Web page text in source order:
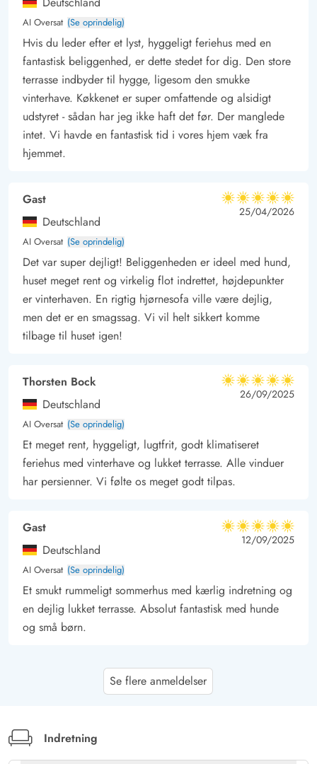
få mange timer til at gå på stranden hele året rundt. Den friske
luft renser både krop og sjæl og fjerner al stress og jag fra
hverdagen derhjemme.
Kun få minutters kørsel fra huset ligger også den hyggelige
ferieby Søndervig, der har masser af fine forretninger,
restauranter og underholdningsmuligheder for hele familien.
* Der findes kun de gratis tv-kanaler i huset som dr1 og dr2.
AI Oversat (Se oprindelig)
Hvis du leder efter et lyst, hyggeligt feriehus med en
fantastisk beliggenhed, er dette stedet for dig. Den store
terrasse indbyder til hygge, ligesom den smukke
vinterhave. Køkkenet er super omfattende og alsidigt
udstyret - sådan har jeg ikke haft det før. Der manglede
intet. Vi havde en fantastisk tid i vores hjem væk fra
hjemmet.
Gast
Deutschland
AI Oversat (Se oprindelig)
5 ud af 5
5 ud af 5
5 out of 5
25/04/2026
Det var super dejligt! Beliggenheden er ideel med hund,
huset meget rent og virkelig flot indrettet, højdepunkter
er vinterhaven. En rigtig hjørnesofa ville være dejlig,
men det er en smagssag. Vi vil helt sikkert komme
tilbage til huset igen!
Thorsten Bock
Deutschland
AI Oversat (Se oprindelig)
5 ud af 5
5 ud af 5
5 out of 5
26/09/2025
Et meget rent, hyggeligt, lugtfrit, godt klimatiseret
feriehus med vinterhave og lukket terrasse. Alle vinduer
har persienner. Vi følte os meget godt tilpas.
Gast
Deutschland
AI Oversat (Se oprindelig)
5 ud af 5
5 ud af 5
5 out of 5
12/09/2025
Et smukt rummeligt sommerhus med kærlig indretning og
en dejlig lukket terrasse. Absolut fantastisk med hunde
og små børn.
Jens Wilkenjohanns
Huset, hvor vi allerede for tredje gang holder vores
Se flere anmeldelser
Indretning